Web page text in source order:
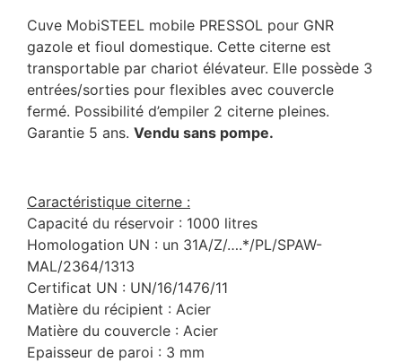
Cuve MobiSTEEL mobile PRESSOL pour GNR
gazole et fioul domestique. Cette citerne est
transportable par chariot élévateur. Elle possède 3
entrées/sorties pour flexibles avec couvercle
fermé. Possibilité d’empiler 2 citerne pleines.
Garantie 5 ans. Vendu sans pompe.
Caractéristique citerne :
Capacité du réservoir : 1000 litres
Homologation UN : un 31A/Z/….*/PL/SPAW-
MAL/2364/1313
Certificat UN : UN/16/1476/11
Matière du récipient : Acier
Matière du couvercle : Acier
Epaisseur de paroi : 3 mm